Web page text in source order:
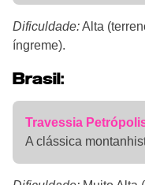
Dificuldade:Alta
íngreme).
Brasil:
Travessia
A clássica